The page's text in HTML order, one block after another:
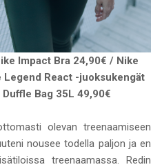
Impact Bra 24,90€ / Nike
React -juoksukengät
Bag 35L 49,90€
olevan treenaamiseen
nousee todella paljon ja en
treenaamassa. Redin